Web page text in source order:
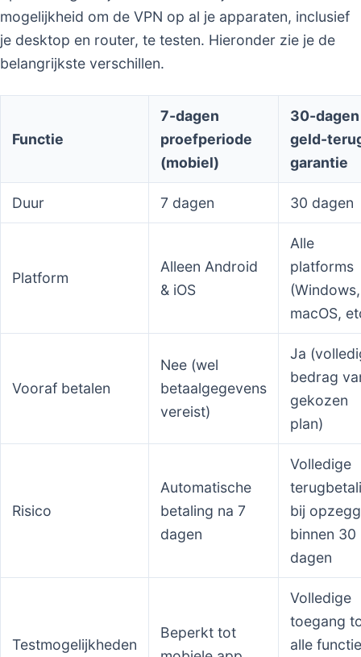
mogelijkheid om de VPN op al je apparaten, inclusief
je desktop en router, te testen. Hieronder zie je de
belangrijkste verschillen.
Functie
7-dagen
proefperiode
(mobiel)
30-dagen
geld-
garantie
Duur 7 dagen 30 dagen
Platform
Alleen Android
& iOS
Alle
platforms
(Windows,
macOS,
Vooraf betalen
Nee (wel
betaalgegevens
vereist)
Ja
bedrag
gekozen
plan)
Risico
Automatische
betaling na 7
dagen
Volledige
bij
binnen 30
dagen
Testmogelijkheden
Beperkt tot
Volledige
toegang
alle